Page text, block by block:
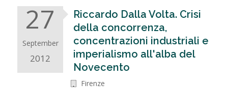
27
September
2012
Riccardo Dalla Volta. Crisi
della concorrenza,
concentrazioni industriali e
imperialismo all'alba del
Novecento
Firenze